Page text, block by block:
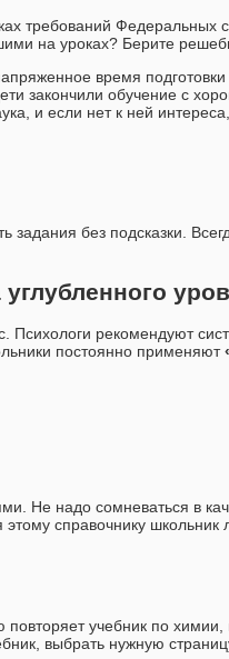
требований Федеральных
на уроках? Берите
время
закончили обучение с
и если нет к ней
задания без подсказки.
рекомендуют
постоянно применяют
Не надо сомневаться в
справочнику школьник
учебник по химии,
выбрать нужную